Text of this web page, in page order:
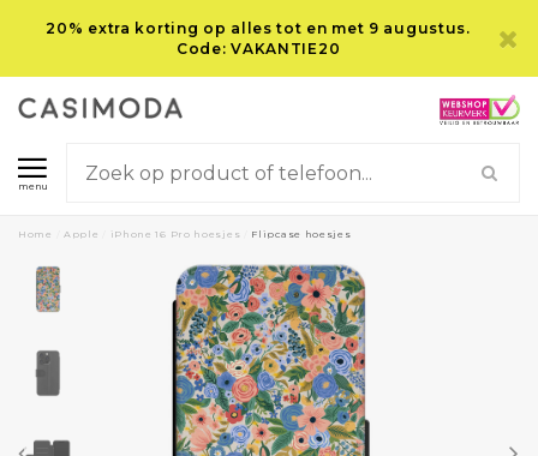
20% extra korting op alles tot en met 9 augustus.
Code: VAKANTIE20
menu
Home Apple iPhone 16 Pro hoesjes Flipcase hoesjes